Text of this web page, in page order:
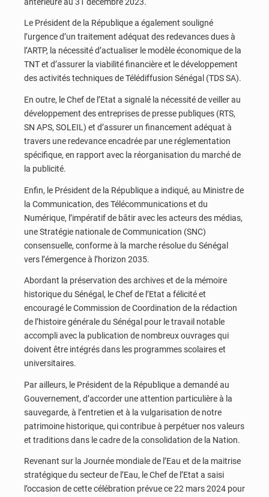
Le Président de la République a également souligné
l’urgence d’un traitement adéquat des redevances dues à
l’ARTP, la nécessité d’actualiser le modèle économique de la
TNT et d’assurer la viabilité financière et le développement
des activités techniques de Télédiffusion Sénégal (TDS SA).
En outre, le Chef de l’Etat a signalé la nécessité de veiller au
développement des entreprises de presse publiques (RTS,
SN APS, SOLEIL) et d’assurer un financement adéquat à
travers une redevance encadrée par une réglementation
spécifique, en rapport avec la réorganisation du marché de
la publicité.
Enfin, le Président de la République a indiqué, au Ministre de
la Communication, des Télécommunications et du
Numérique, l’impératif de bâtir avec les acteurs des médias,
une Stratégie nationale de Communication (SNC)
consensuelle, conforme à la marche résolue du Sénégal
vers l’émergence à l’horizon 2035.
Abordant la préservation des archives et de la mémoire
historique du Sénégal, le Chef de l’Etat a félicité et
encouragé le Commission de Coordination de la rédaction
de l’histoire générale du Sénégal pour le travail notable
accompli avec la publication de nombreux ouvrages qui
doivent être intégrés dans les programmes scolaires et
universitaires.
Par ailleurs, le Président de la République a demandé au
Gouvernement, d’accorder une attention particulière à la
sauvegarde, à l’entretien et à la vulgarisation de notre
patrimoine historique, qui contribue à perpétuer nos valeurs
et traditions dans le cadre de la consolidation de la Nation.
Revenant sur la Journée mondiale de l’Eau et de la maitrise
stratégique du secteur de l’Eau, le Chef de l’Etat a saisi
l’occasion de cette célébration prévue ce 22 mars 2024 pour